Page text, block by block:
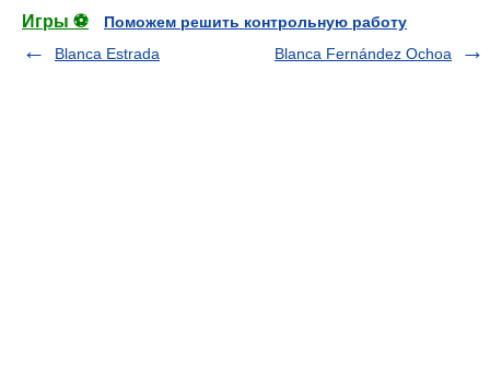
Игры ⚽
Поможем решить контрольную работу
Blanca Estrada
Blanca Fernández Ochoa